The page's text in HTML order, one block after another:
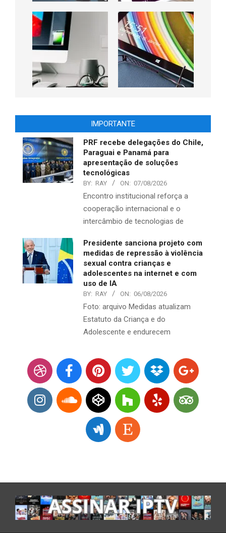
IMPORTANTE
PRF recebe delegações do Chile,
Paraguai e Panamá para
apresentação de soluções
tecnológicas
BY: RAY ON: 07/08/2026
Encontro institucional reforça a
cooperação internacional e o
intercâmbio de tecnologias de
Presidente sanciona projeto com
medidas de repressão à violência
sexual contra crianças e
adolescentes na internet e com
uso de IA
BY: RAY ON: 06/08/2026
Foto: arquivo Medidas atualizam
Estatuto da Criança e do
Adolescente e endurecem